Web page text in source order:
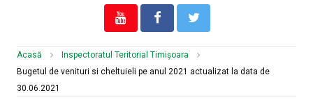
Acasă
Inspectoratul Teritorial Timișoara
Bugetul de venituri si cheltuieli pe anul 2021 actualizat la data de
30.06.2021